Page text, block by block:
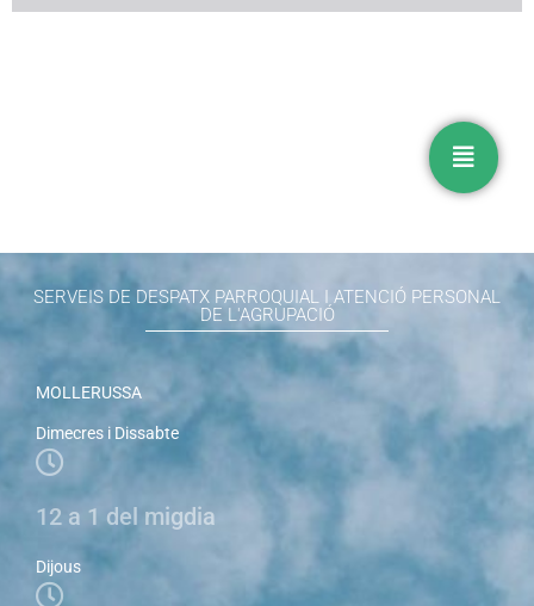
SERVEIS DE DESPATX PARROQUIAL I ATENCIÓ PERSONAL
DE L'AGRUPACIÓ
MOLLERUSSA
Dimecres i Dissabte
12 a 1 del migdia
Dijous